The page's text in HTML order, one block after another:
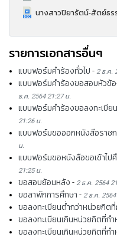
นางสาวปิยารัตน์-สัตย์ธร
รายการเอกสารอื่นๆ
แบบฟอร์มคำร้องทั่วไป - 2 ธ.ค.
แบบฟอร์มคำร้องขอสอบหัวข้อ
ธ.ค. 2564 21:27 น.
แบบฟอร์มคำร้องขอลงทะเบีย
21:26 น.
แบบฟอร์มขอออกหนังสือราชก
น.
แบบฟอร์มขอหนังสือขอเข้าไป
21:25 น.
ขอสอบย้อนหลัง - 2 ธ.ค. 2564
ขอลาพักการศึกษา - 2 ธ.ค.
ขอลงทะเบียนต่ำกว่าหน่วยกิต
ขอลงทะเบียนเกินหน่วยกิตที่ก
ขอลงทะเบียนเกินหน่วยกิตที่ก